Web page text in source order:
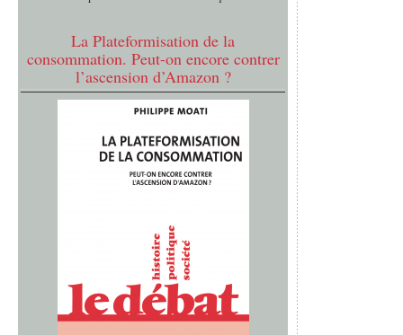
La Plateformisation de la
consommation. Peut-on encore contrer
l’ascension d’Amazon ?